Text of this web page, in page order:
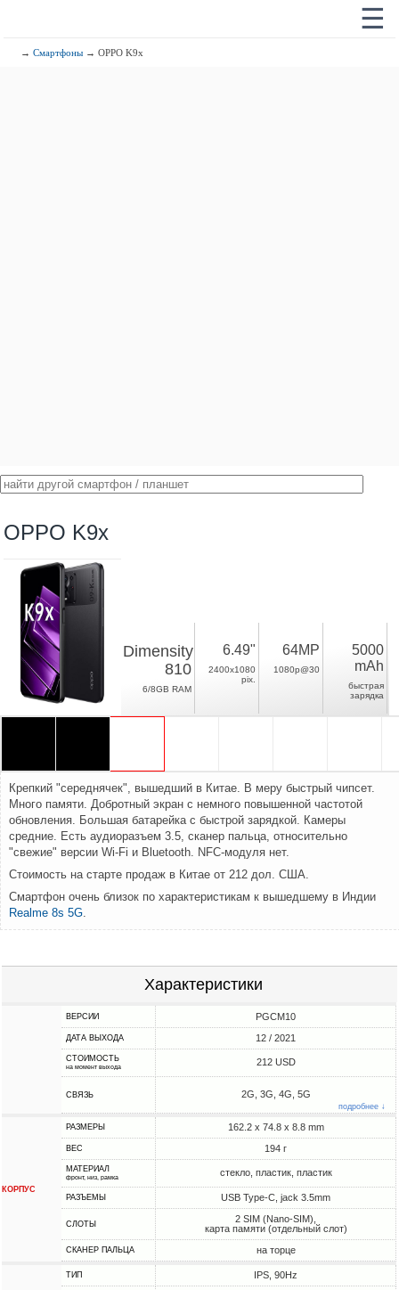
☰
→Смартфоны → OPPO K9x
OPPO K9x
Dimensity
810
6/8GB RAM
6.49"
2400x1080
pix.
64MP
1080p@30
5000
mAh
быстрая
зарядка
Крепкий "середнячек", вышедший в Китае. В меру быстрый чипсет.
Много памяти. Добротный экран с немного повышенной частотой
обновления. Большая батарейка с быстрой зарядкой. Камеры
средние. Есть аудиоразъем 3.5, сканер пальца, относительно
"свежие" версии Wi-Fi и Bluetooth. NFC-модуля нет.
Стоимость на старте продаж в Китае от 212 дол. США.
Смартфон очень близок по характеристикам к вышедшему в Индии
Realme 8s 5G.
Характеристики
ВЕРСИИ PGCM10
ДАТА ВЫХОДА 12 / 2021
СТОИМОСТЬ
на момент выхода 212 USD
СВЯЗЬ 2G, 3G, 4G, 5G
подробнее ↓
КОРПУС
РАЗМЕРЫ 162.2 x 74.8 x 8.8 mm
ВЕС 194 г
МАТЕРИАЛ
фронт, низ, рамка стекло, пластик, пластик
РАЗЪЕМЫ USB Type-C, jack 3.5mm
СЛОТЫ
2 SIM (Nano-SIM),
карта памяти (отдельный слот)
СКАНЕР ПАЛЬЦА на торце
ТИП IPS, 90Hz